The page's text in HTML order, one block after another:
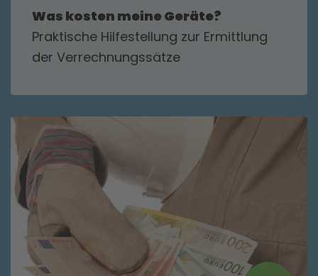
Was kosten meine Geräte?
Praktische Hilfestellung zur Ermittlung
der Verrechnungssätze